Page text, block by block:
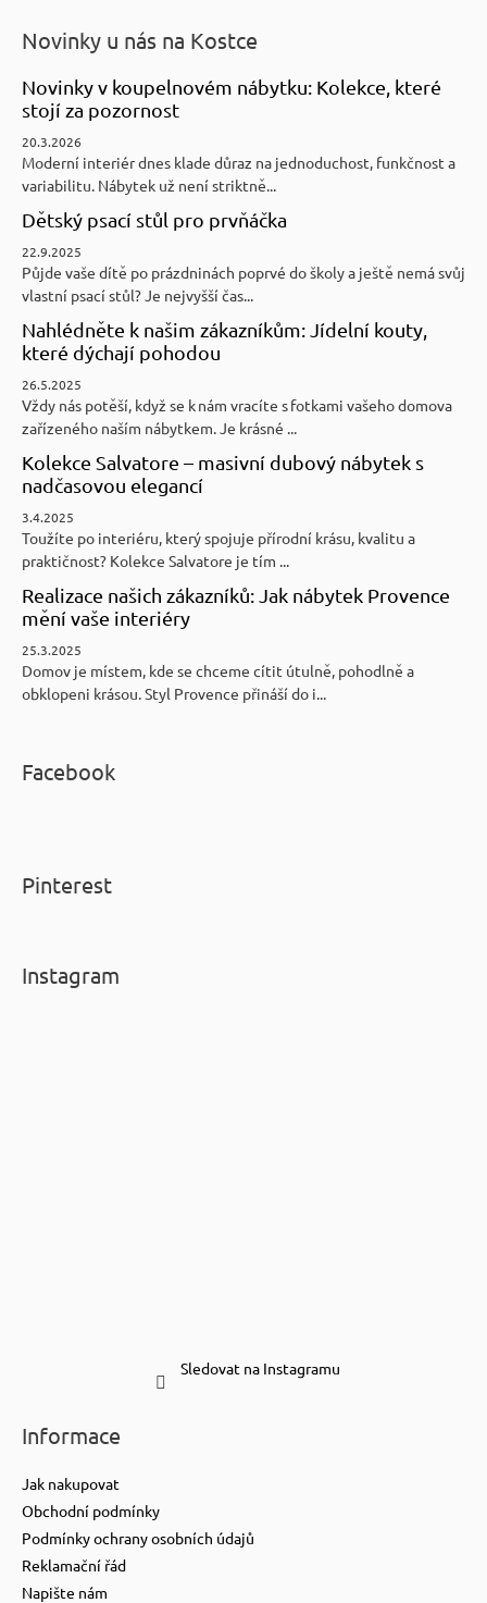
Novinky u nás na Kostce
Novinky v koupelnovém nábytku: Kolekce, které
stojí za pozornost
20.3.2026
Moderní interiér dnes klade důraz na jednoduchost, funkčnost a
variabilitu. Nábytek už není striktně...
Dětský psací stůl pro prvňáčka
22.9.2025
Půjde vaše dítě po prázdninách poprvé do školy a ještě nemá svůj
vlastní psací stůl? Je nejvyšší čas...
Nahlédněte k našim zákazníkům: Jídelní kouty,
které dýchají pohodou
26.5.2025
Vždy nás potěší, když se k nám vracíte s fotkami vašeho domova
zařízeného naším nábytkem. Je krásné ...
Kolekce Salvatore – masivní dubový nábytek s
nadčasovou elegancí
3.4.2025
Toužíte po interiéru, který spojuje přírodní krásu, kvalitu a
praktičnost? Kolekce Salvatore je tím ...
Realizace našich zákazníků: Jak nábytek Provence
mění vaše interiéry
25.3.2025
Domov je místem, kde se chceme cítit útulně, pohodlně a
obklopeni krásou. Styl Provence přináší do i...
Facebook
Pinterest
Instagram
Sledovat na Instagramu
Informace
Jak nakupovat
Obchodní podmínky
Podmínky ochrany osobních údajů
Reklamační řád
Napište nám